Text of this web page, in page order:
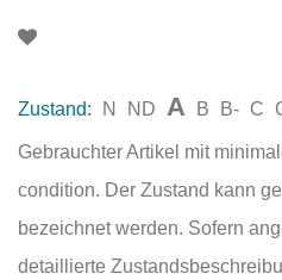
Zustand: N ND A B B- C
Gebrauchter Artikel mit
condition. Der Zustand kann
bezeichnet werden. Sofern
detaillierte